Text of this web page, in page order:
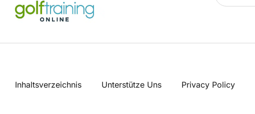
Inhaltsverzeichnis Unterstütze Uns Privacy Policy